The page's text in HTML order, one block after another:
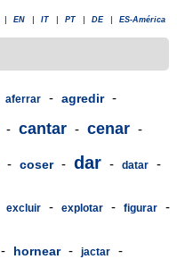
EN IT PT DE ES-América
aferrar - agredir -
- cantar - cenar -
- coser - dar - datar -
excluir - explotar - figurar -
- hornear - jactar -